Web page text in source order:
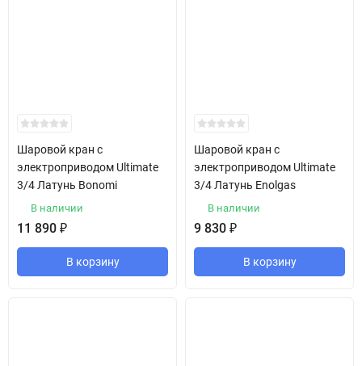
Шаровой кран с
электроприводом Ultimate
3/4 Латунь Bonomi
В наличии
11 890 ₽
В корзину
Шаровой кран с
электроприводом Ultimate
3/4 Латунь Enolgas
В наличии
9 830 ₽
В корзину